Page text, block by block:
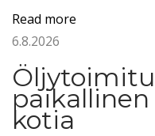
ö
n
ä
y
t
Read more
6.8.2026
kotia